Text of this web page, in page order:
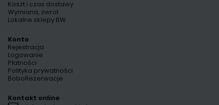
Koszt i czas dostawy
Wymiana, zwrot
Lokalne sklepy BW
Konto
Rejestracja
Logowanie
Płatności
Polityka prywatności
BoboRezerwacje
Kontakt online